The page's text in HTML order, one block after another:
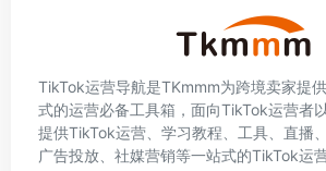
TikTok运营导航是TKmmm为跨境卖家提
式的运营必备工具箱，面向TikTok运营者
提供TikTok运营、学习教程、工具、直播
广告投放、社媒营销等一站式的TikTok运